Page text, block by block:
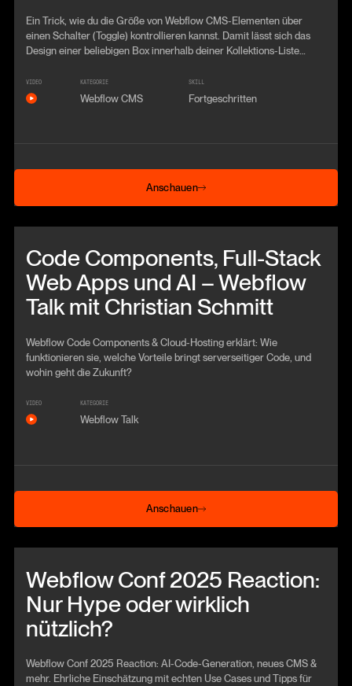
Ein Trick, wie du die Größe von Webflow CMS-Elementen über
einen Schalter (Toggle) kontrollieren kannst. Damit lässt sich das
Design einer beliebigen Box innerhalb deiner Kollektions-Liste
VIDEO KATEGORIE
Webflow CMS
SKILL
Fortgeschritten
Anschauen
Anschauen
Code Components, Full-Stack
Web Apps und AI – Webflow
Talk mit Christian Schmitt
Webflow Code Components & Cloud‑Hosting erklärt: Wie
funktionieren sie, welche Vorteile bringt serverseitiger Code, und
wohin geht die Zukunft?
VIDEO KATEGORIE
Webflow Talk
Anschauen
Anschauen
Webflow Conf 2025 Reaction:
Nur Hype oder wirklich
nützlich?
Webflow Conf 2025 Reaction: AI-Code-Generation, neues CMS &
mehr. Ehrliche Einschätzung mit echten Use Cases und Tipps für